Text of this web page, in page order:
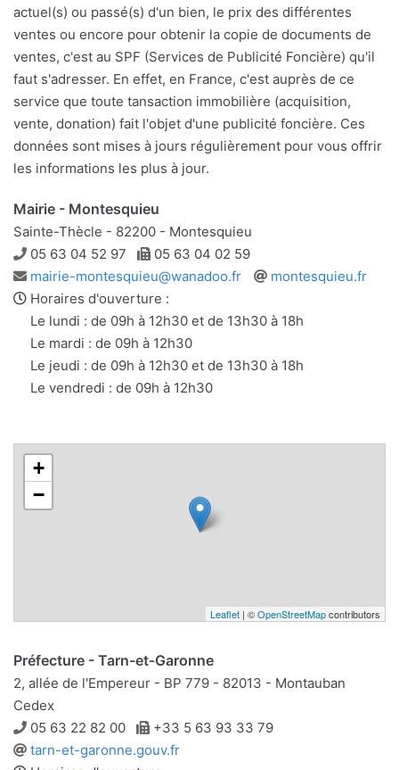
actuel(s) ou passé(s) d'un bien, le prix des différentes
ventes ou encore pour obtenir la copie de documents de
ventes, c'est au SPF (Services de Publicité Foncière) qu'il
faut s'adresser. En effet, en France, c'est auprès de ce
service que toute tansaction immobilière (acquisition,
vente, donation) fait l'objet d'une publicité foncière. Ces
données sont mises à jours régulièrement pour vous offrir
les informations les plus à jour.
Mairie - Montesquieu
Sainte-Thècle - 82200 - Montesquieu
Téléphone
05 63 04 52 97 Télécopie
05 63 04 02 59
Adresse
e-
mail
mairie-montesquieu@wanadoo.fr
Site
montesquieu.fr
Horaires d'ouverture :
Le lundi : de 09h à 12h30 et de 13h30 à 18h
Le mardi : de 09h à 12h30
Le jeudi : de 09h à 12h30 et de 13h30 à 18h
Le vendredi : de 09h à 12h30
+
−
Leaflet | ©OpenStreetMapcontributors
Préfecture - Tarn-et-Garonne
2, allée de l'Empereur - BP 779 - 82013 - Montauban
Cedex
Téléphone
05 63 22 82 00 Télécopie
+33 5 63 93 33 79
Site
tarn-et-garonne.gouv.fr